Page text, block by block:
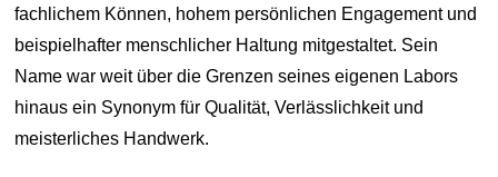
fachlichem Können, hohem persönlichen Engagement und
beispielhafter menschlicher Haltung mitgestaltet. Sein
Name war weit über die Grenzen seines eigenen Labors
hinaus ein Synonym für Qualität, Verlässlichkeit und
meisterliches Handwerk.